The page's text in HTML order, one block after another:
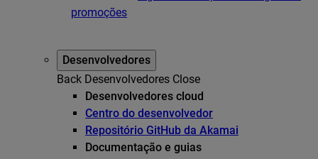
promoções
Desenvolvedores
Back Desenvolvedores Close
Desenvolvedores cloud
Centro do desenvolvedor
Repositório GitHub da Akamai
Documentação e guias